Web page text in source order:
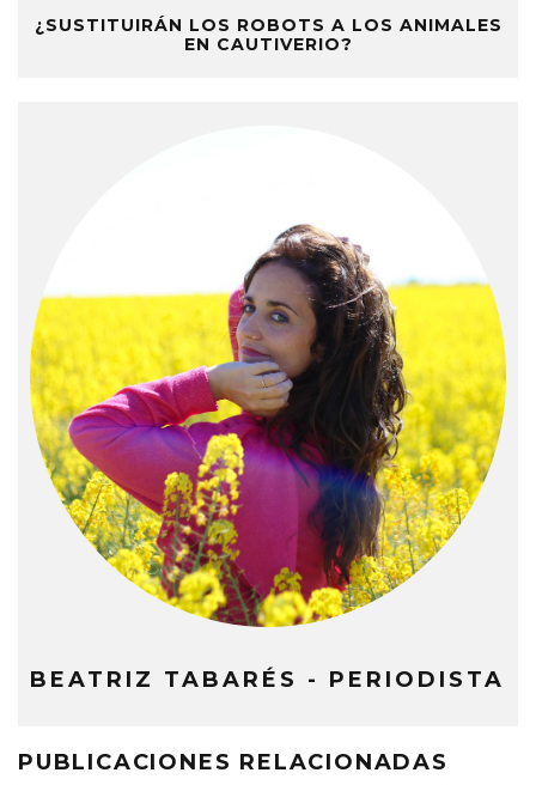
¿SUSTITUIRÁN LOS ROBOTS A LOS ANIMALES
EN CAUTIVERIO?
BEATRIZ TABARÉS - PERIODISTA
PUBLICACIONES RELACIONADAS